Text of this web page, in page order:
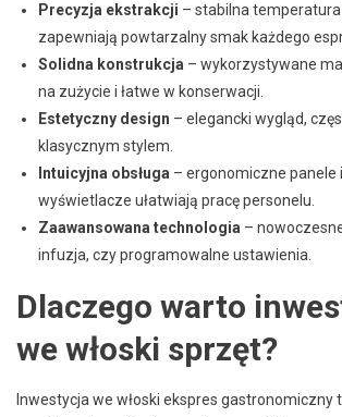
Precyzja ekstrakcji – stabilna temperatura
zapewniają powtarzalny smak każdego
Solidna konstrukcja – wykorzystywane
na zużycie i łatwe w konserwacji.
Estetyczny design – elegancki wygląd,
klasycznym stylem.
Intuicyjna obsługa – ergonomiczne panele
wyświetlacze ułatwiają pracę personelu.
Zaawansowana technologia –
infuzja, czy programowalne ustawienia.
Dlaczego warto
we włoski sprzęt?
Inwestycja we włoski ekspres gastronomiczny